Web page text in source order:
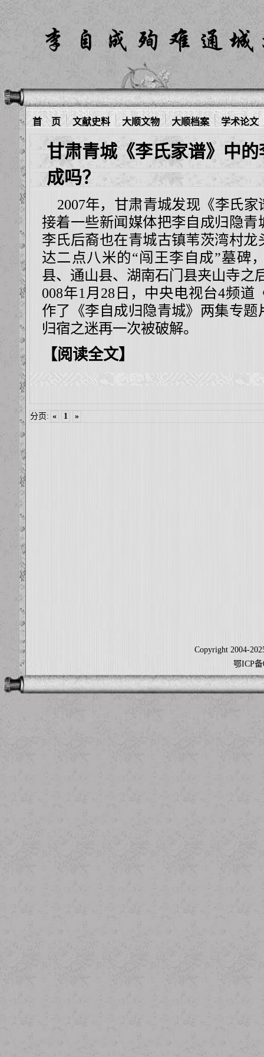
首 页 文献史料 大顺文物 大顺档案 学术论文
甘肃青城《李氏家谱》中
成吗？
2007年，甘肃青城发现《李氏家
接着一些新闻媒体把李自成归隐
李氏后裔也在青城古镇苇茨湾村
达二点八米的“闯王李自成”墓碑
县、通山县、湖南石门县夹山寺之
008年1月28日，中央电视台4频道
作了 《李自成归隐青城》 两集专题
归宿之迷再一次被破解。
【阅读全文】
分页: « 1 »
Copyright 2004-
鄂ICP备